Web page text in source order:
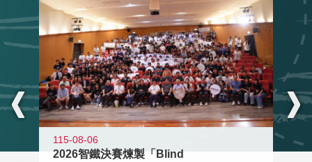
115-08-06
2026智鐵決賽煉製「Blind